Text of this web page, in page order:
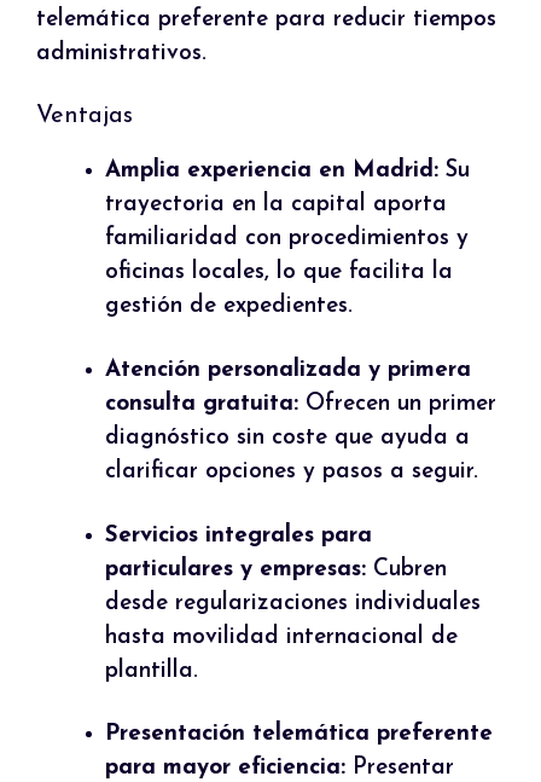
telemática preferente para reducir tiempos
administrativos.
Ventajas
Amplia experiencia en Madrid: Su
trayectoria en la capital aporta
familiaridad con procedimientos y
oficinas locales, lo que facilita la
gestión de expedientes.
Atención personalizada y primera
consulta gratuita: Ofrecen un primer
diagnóstico sin coste que ayuda a
clarificar opciones y pasos a seguir.
Servicios integrales para
particulares y empresas: Cubren
desde regularizaciones individuales
hasta movilidad internacional de
plantilla.
Presentación telemática preferente
para mayor eficiencia: Presentar